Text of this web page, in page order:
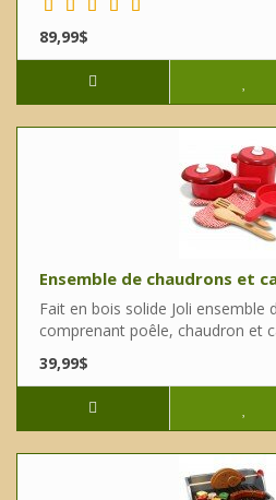
89,99$
Ensemble de chaudrons et
Fait en bois solide Joli ensemble
comprenant poêle, chaudron et
39,99$